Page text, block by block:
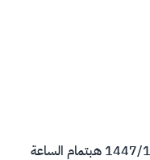
بتمام الساعة